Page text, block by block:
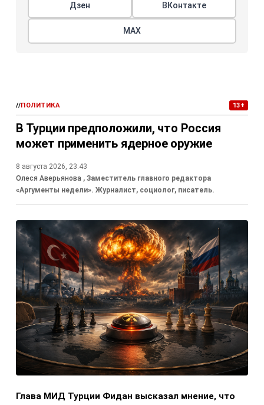
Дзен ВКонтакте
МАХ
//ПОЛИТИКА 13+
В Турции предположили, что Россия
может применить ядерное оружие
8 августа 2026, 23:43
Олеся Аверьянова , Заместитель главного редактора
«Аргументы недели». Журналист, социолог, писатель.
Глава МИД Турции Фидан высказал мнение, что